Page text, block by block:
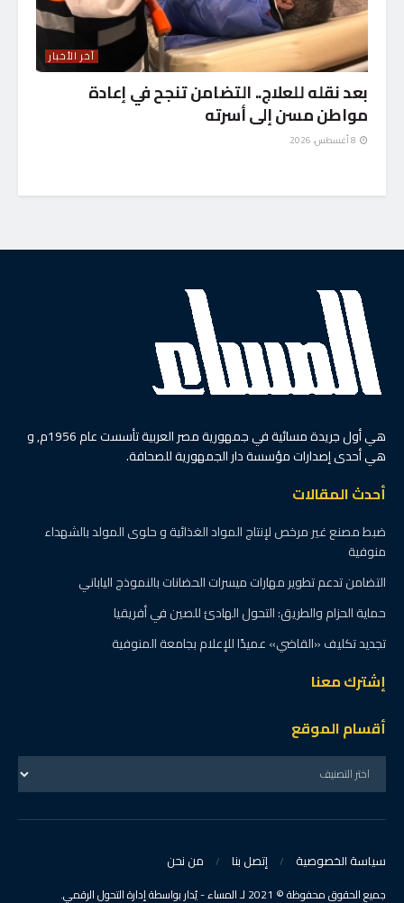
آخر الأخبار
بعد نقله للعلاج.. التضامن تنجح في إعادة
مواطن مسن إلى أسرته
هي أول جريدة مسائية في جمهورية مصر العربية تأسست عام 1956م, و
هي أحدى إصدارات مؤسسة دار الجمهورية للصحافة.
أحدث المقالات
ضبط مصنع غير مرخص لإنتاج المواد الغذائية و حلوى المولد بالشهداء
منوفية
التضامن تدعم تطوير مهارات ميسرات الحضانات بالنموذج الياباني
حماية الحزام والطريق: التحول الهادئ للصين في أفريقيا
تجديد تكليف «القاضي» عميدًا للإعلام بجامعة المنوفية
إشترك معنا
أقسام الموقع
سياسة الخصوصية إتصل بنا من نحن
جميع الحقوق محفوظة © 2021 لـ المساء - يُدار بواسطة إدارة التحول الرقمي.